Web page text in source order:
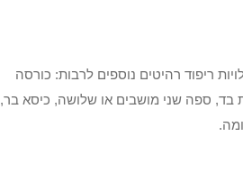
ריפוד רהיטים נוספים לרבות: כורסה
בד, ספה שני מושבים או שלושה, כיסא בר,